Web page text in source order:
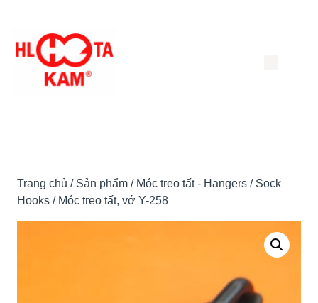
đến
Trang chủ / Sản phẩm / Móc treo tất - Hangers / Sock
Hooks / Móc treo tất, vớ Y-258